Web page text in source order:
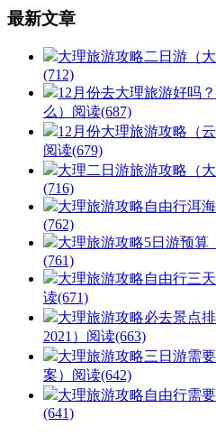
最新文章
大理旅游攻略二日游（
(712)
12月份去大理旅游好吗
么） 阅读(687)
12月份大理旅游攻略（
阅读(679)
大理二日游旅游攻略（
(716)
大理旅游攻略自由行洱
(762)
大理旅游攻略5日游预算
(761)
大理旅游攻略自由行三
读(671)
大理旅游攻略必去景点
2021） 阅读(663)
大理旅游攻略三日游需
案） 阅读(642)
大理旅游攻略自由行需
(641)